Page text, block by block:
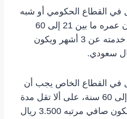
في القطاع الحكومي أو شبه
الحكومي يجب أن يكون عمره ما بين 21 إلى 60
سنة، على ألا تقل مدة خدمته عن 3 أشهر ويكون
في القطاع الخاص يجب أن
يكون عمره ما بين 21 إلى 60 سنة، على ألا تقل مدة
خدمته عن 12 شهرًا ويكون صافي مرتبه 3.500 ريال